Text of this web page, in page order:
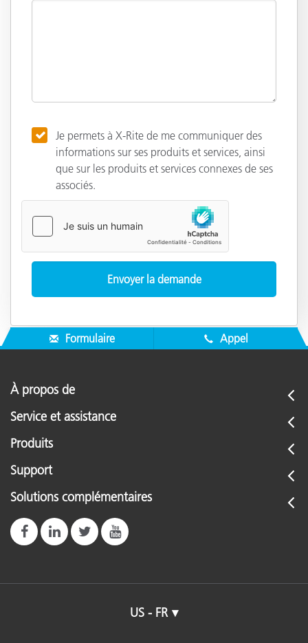
Je permets à X-Rite de me communiquer des
informations sur ses produits et services, ainsi
que sur les produits et services connexes de ses
associés.
Formulaire Appel
À propos de
Service et assistance
Produits
Support
Solutions complémentaires
US - FR